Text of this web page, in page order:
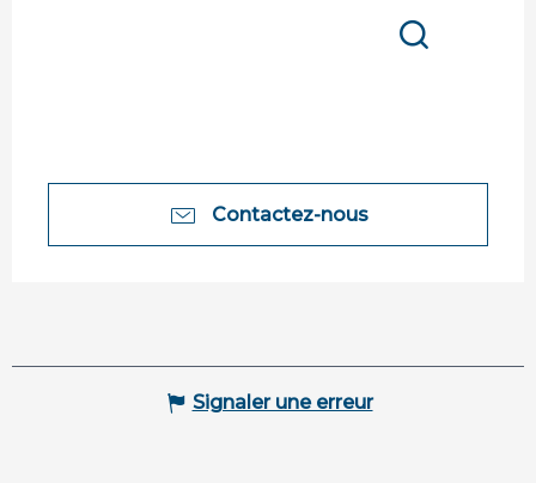
Contactez-nous
Signaler une erreur